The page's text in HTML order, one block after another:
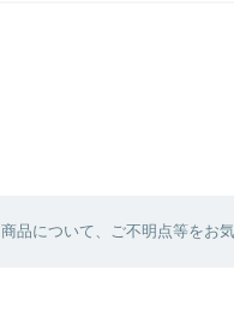
商品について、ご不明点等をお